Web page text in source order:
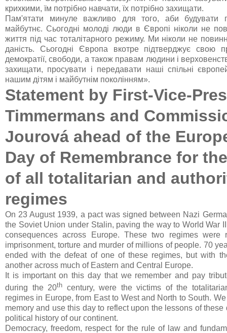
крихкими, їм потрібно навчати, їх потрібно захищати.
Пам'ятати минуле важливо для того, аби будувати
майбутнє. Сьогодні молоді люди в Європі ніколи не
життя під час тоталітарного режиму. Ми ніколи не
даність. Сьогодні Європа вкотре підтверджує свою
демократії, свободи, а також правам людини і
захищати, просувати і передавати наші спільні
нашим дітям і майбутнім поколінням».
Statement by First-Vice-
Timmermans and
Jourová ahead of the
Day of Remembrance for
of all totalitarian and
regimes
On 23 August 1939, a pact was signed between Nazi
the Soviet Union under Stalin, paving the way to World War
consequences across Europe. These two regimes were
imprisonment, torture and murder of millions of people. 70
ended with the defeat of one of these regimes, but with
another across much of Eastern and Central Europe.
It is important on this day that we remember and pay
during the 20th century, were the victims of the
regimes in Europe, from East to West and North to South.
memory and use this day to reflect upon the lessons of these
political history of our continent.
Democracy, freedom, respect for the rule of law and